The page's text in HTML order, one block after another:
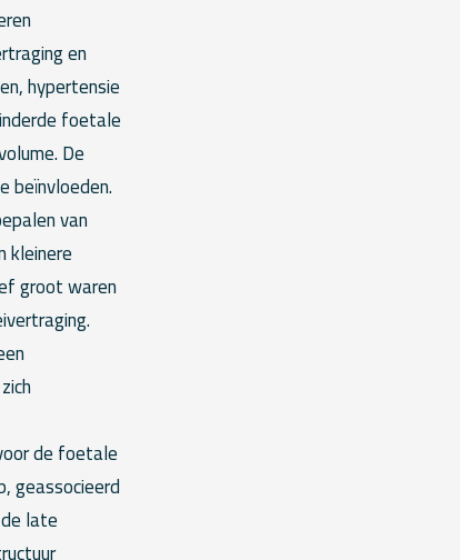
en
hypertensie
foetale
De
beïnvloeden.
van
kleinere
groot waren
de foetale
geassocieerd
late